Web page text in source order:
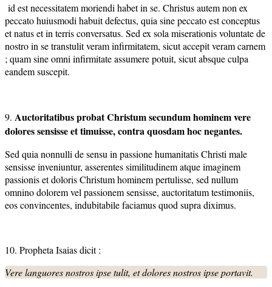
id est necessitatem moriendi habet in se. Christus autem non ex
peccato huiusmodi habuit defectus, quia sine peccato est conceptus
et natus et in terris conversatus. Sed ex sola miserationis voluntate de
nostro in se transtulit veram infirmitatem, sicut accepit veram carnem
; quam sine omni infirmitate assumere potuit, sicut absque culpa
eandem suscepit.
9. Auctoritatibus probat Christum secundum hominem vere
dolores sensisse et timuisse, contra quosdam hoc negantes.
Sed quia nonnulli de sensu in passione humanitatis Christi male
sensisse inveniuntur, asserentes similitudinem atque imaginem
passionis et doloris Christum hominem pertulisse, sed nullum
omnino dolorem vel passionem sensisse, auctoritatum testimoniis,
eos convincentes, indubitabile faciamus quod supra diximus.
10. Propheta Isaias dicit :
Vere languores nostros ipse tulit, et doloresnostros ipse portavit.